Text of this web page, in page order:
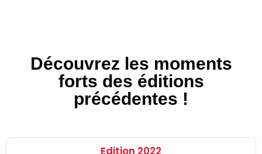
Découvrez les moments
forts des éditions
précédentes !